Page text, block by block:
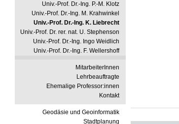
Univ.-Prof. Dr.-Ing. P.-M. Klotz
Univ.-Prof. Dr.-Ing. M. Krahwinkel
Univ.-Prof. Dr.-Ing. K. Liebrecht
Univ.-Prof. Dr. rer. nat. U. Stephenson
Univ.-Prof. Dr.-Ing. Ingo Weidlich
Univ.-Prof. Dr.-Ing. F. Wellershoff
MitarbeiterInnen
Lehrbeauftragte
Ehemalige Professor:innen
Kontakt
Geodäsie und Geoinformatik
Stadtplanung